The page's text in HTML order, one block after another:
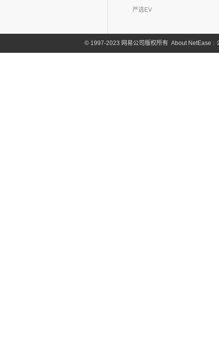
严选EV
©1997-2023 网易公司版权所有 About NetEase